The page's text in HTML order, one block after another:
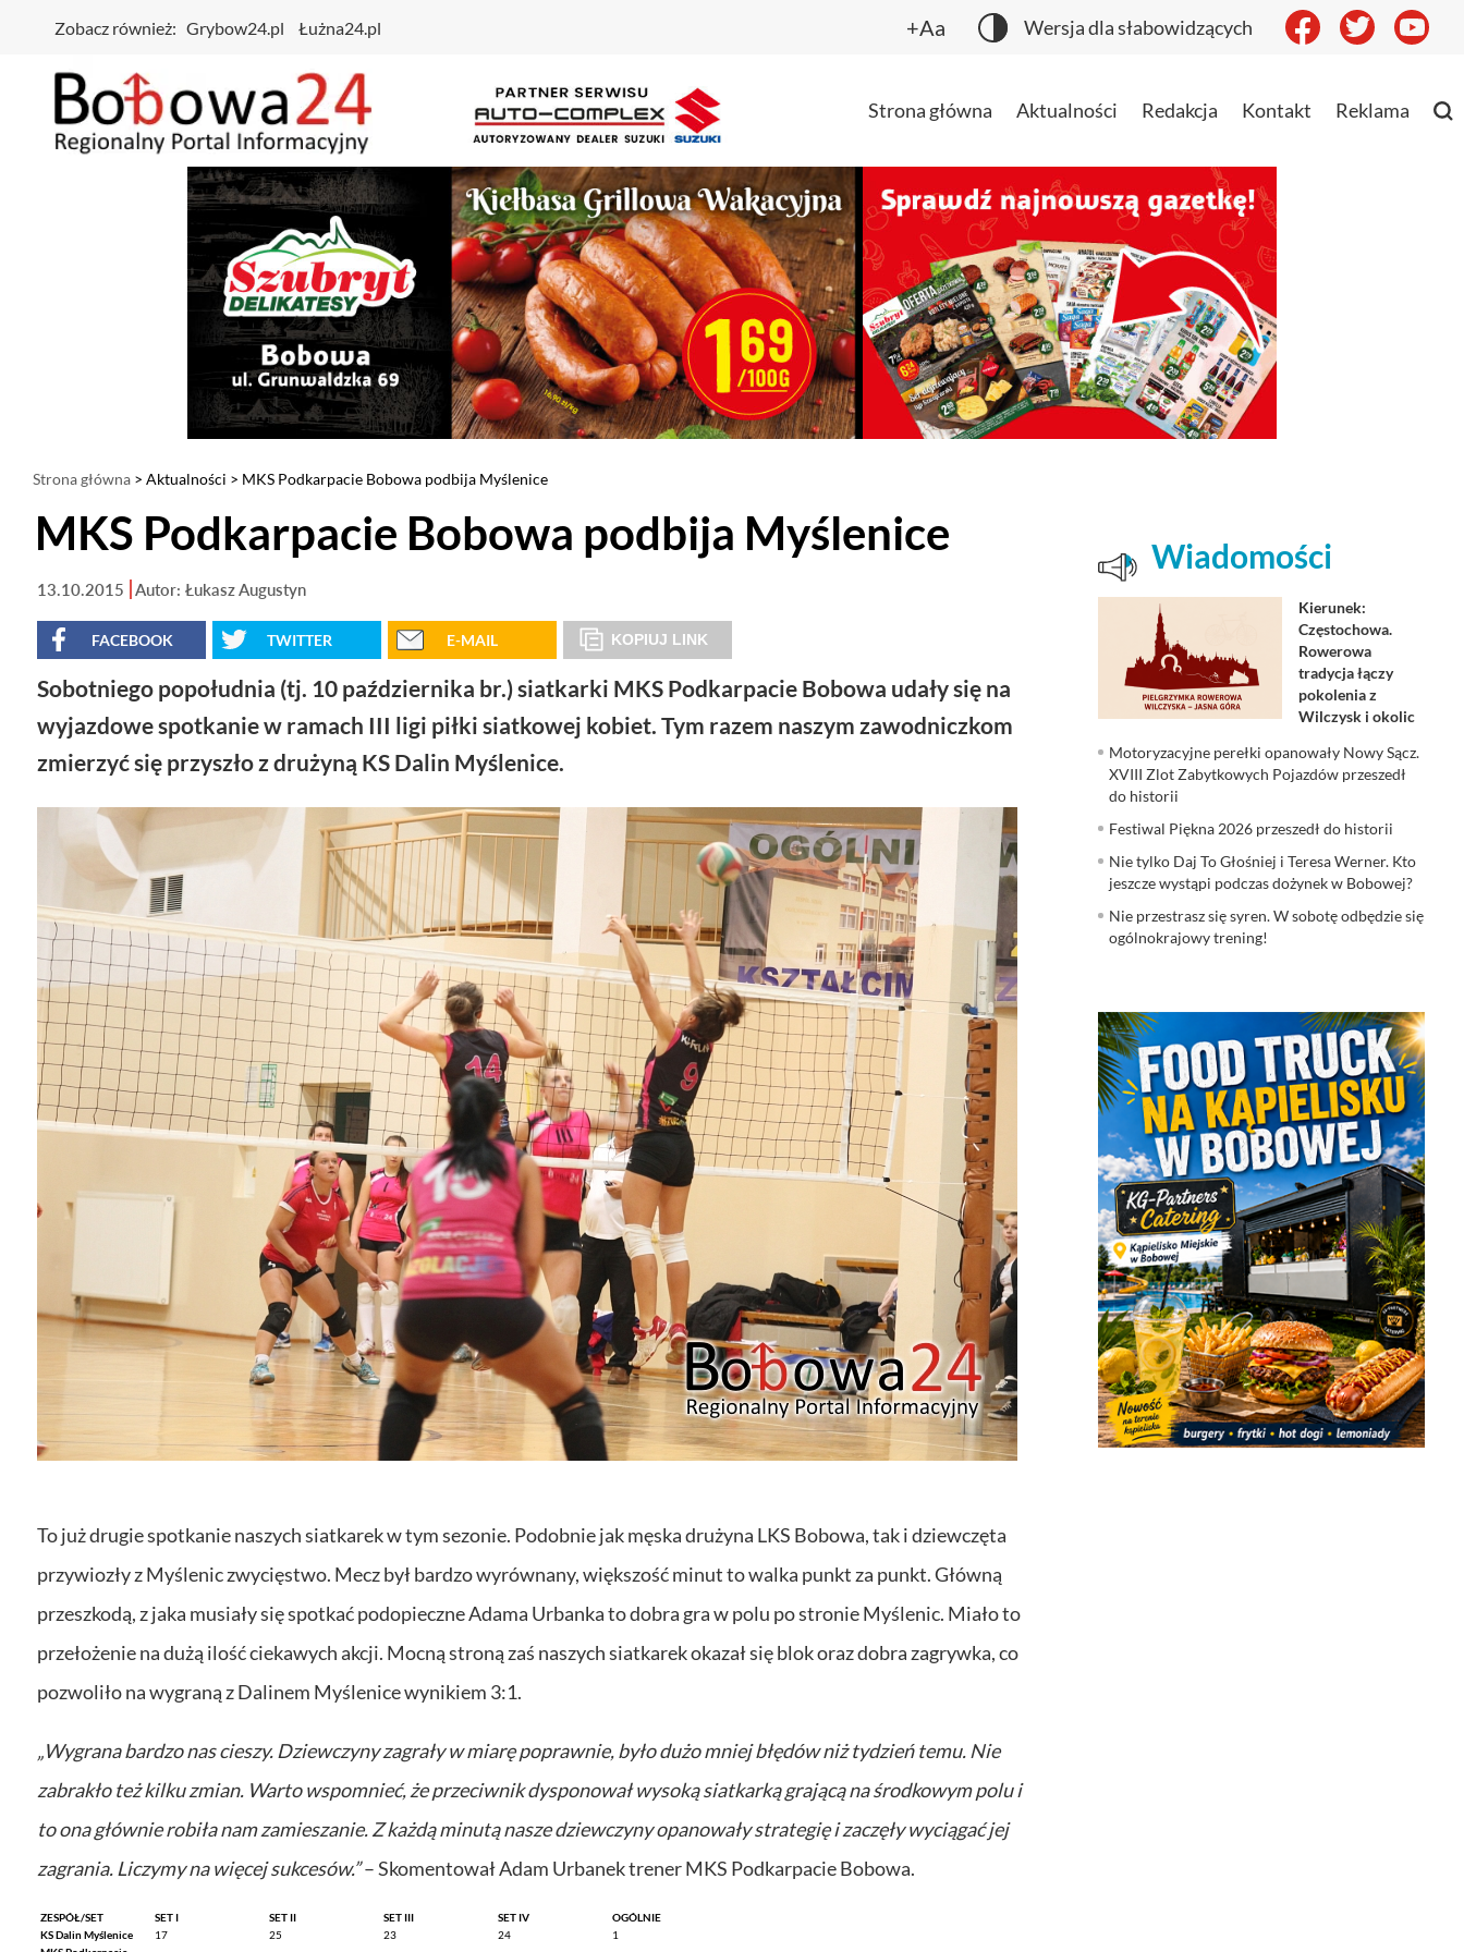
Zobacz również: Grybow24.pl Łużna24.pl +Aa Wersja dla słabowidzących
Strona główna Aktualności Redakcja Kontakt Reklama
Strona główna > Aktualności > MKS Podkarpacie Bobowa podbija Myślenice
MKS Podkarpacie Bobowa podbija Myślenice
13.10.2015 Autor: Łukasz Augustyn
FACEBOOK TWITTER E-MAIL KOPIUJ LINK
Sobotniego popołudnia (tj. 10 października br.) siatkarki MKS Podkarpacie Bobowa udały się na
wyjazdowe spotkanie w ramach III ligi piłki siatkowej kobiet. Tym razem naszym zawodniczkom
zmierzyć się przyszło z drużyną KS Dalin Myślenice.
To już drugie spotkanie naszych siatkarek w tym sezonie. Podobnie jak męska drużyna LKS Bobowa, tak i dziewczęta
przywiozły z Myślenic zwycięstwo. Mecz był bardzo wyrównany, większość minut to walka punkt za punkt. Główną
przeszkodą, z jaka musiały się spotkać podopieczne Adama Urbanka to dobra gra w polu po stronie Myślenic. Miało to
przełożenie na dużą ilość ciekawych akcji. Mocną stroną zaś naszych siatkarek okazał się blok oraz dobra zagrywka, co
pozwoliło na wygraną z Dalinem Myślenice wynikiem 3:1.
„Wygrana bardzo nas cieszy. Dziewczyny zagrały w miarę poprawnie, było dużo mniej błędów niż tydzień temu. Nie
zabrakło też kilku zmian. Warto wspomnieć, że przeciwnik dysponował wysoką siatkarką grającą na środkowym polu i
to ona głównie robiła nam zamieszanie. Z każdą minutą nasze dziewczyny opanowały strategię i zaczęły wyciągać jej
zagrania. Liczymy na więcej sukcesów.”– Skomentował Adam Urbanek trener MKS Podkarpacie Bobowa.
ZESPÓŁ/SET SET I SET II SET III SET IV
OGÓLNIE
KS Dalin Myślenice
17 25 23 24
1
Wiadomości
Kierunek:
Częstochowa.
Rowerowa
tradycja łączy
pokolenia z
Wilczysk i okolic
Motoryzacyjne perełki opanowały Nowy Sącz.
XVIII Zlot Zabytkowych Pojazdów przeszedł
do historii
Festiwal Piękna 2026 przeszedł do historii
Nie tylko Daj To Głośniej i Teresa Werner. Kto
jeszcze wystąpi podczas dożynek w Bobowej?
Nie przestrasz się syren. W sobotę odbędzie się
ogólnokrajowy trening!